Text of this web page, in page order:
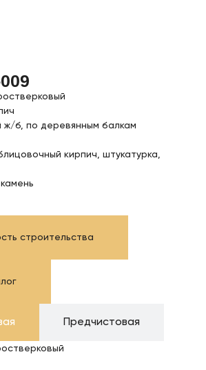
ж/б, по деревянным балкам
кирпич, штукатурка,
строительства
Предчистовая